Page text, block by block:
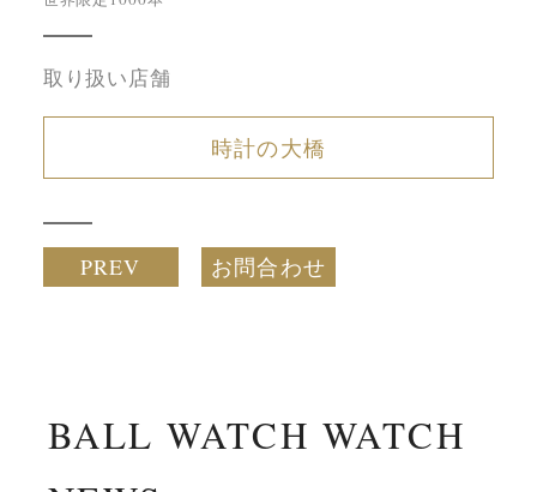
取り扱い店舗
時計の大橋
PREV お問合わせ
BALL WATCH WATCH